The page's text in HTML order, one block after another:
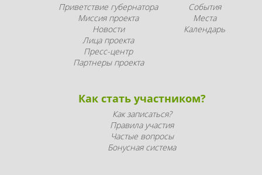
Приветствие губернатора
Миссия проекта
Новости
Лица проекта
Пресс-центр
Партнеры проекта
События
Места
Календарь
Как стать участником?
Как записаться?
Правила участия
Частые вопросы
Бонусная система